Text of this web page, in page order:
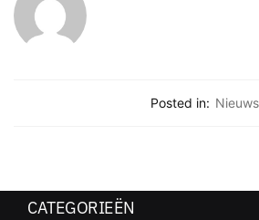
Posted in: Nieuws
CATEGORIEËN